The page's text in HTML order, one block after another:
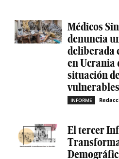
Médicos
denuncia
deliberada
en Ucrania
situación
vulnerables
INFORME
El tercer